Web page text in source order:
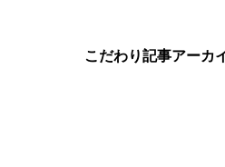
こだわり記事アーカ